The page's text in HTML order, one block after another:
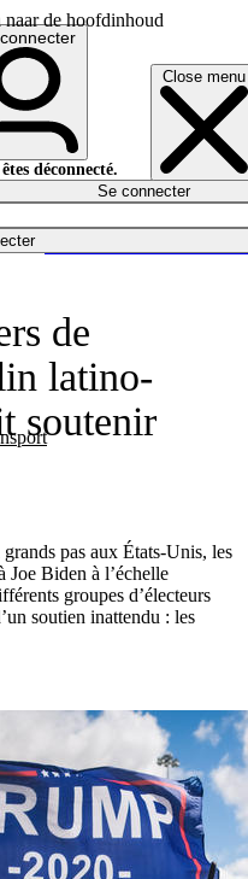
naar de hoofdinhoud
Close menu
déconnecté.
Se connecter
de
latino-
soutenir
pas aux États-Unis, les
Joe Biden à l’échelle
groupes d’électeurs
soutien inattendu : les